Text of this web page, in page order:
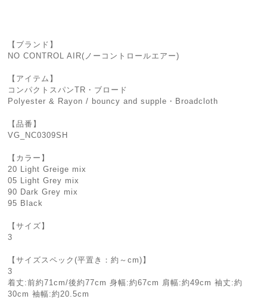
【ブランド】
NO CONTROL AIR(ノーコントロールエアー)
【アイテム】
コンパクトスパンTR・ブロード
Polyester & Rayon / bouncy and supple・Broadcloth
【品番】
VG_NC0309SH
【カラー】
20 Light Greige mix
05 Light Grey mix
90 Dark Grey mix
95 Black
【サイズ】
3
【サイズスペック(平置き：約～cm)】
3
着丈:前約71cm/後約77cm 身幅:約67cm 肩幅:約49cm 袖丈:約
30cm 袖幅:約20.5cm